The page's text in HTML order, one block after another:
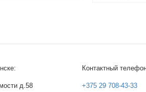
д.58
Контактный
+375 29 708-43-33